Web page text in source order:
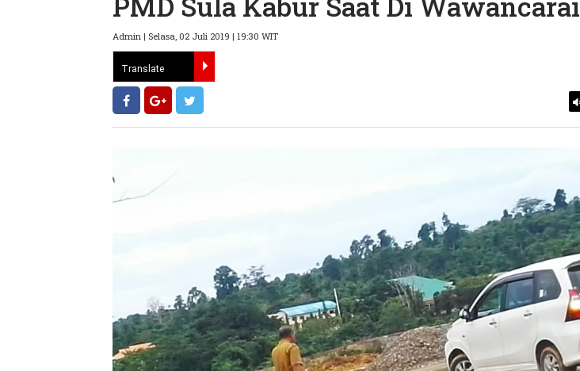
Admin | Selasa, 02 Juli 2019 | 19:30 WIT